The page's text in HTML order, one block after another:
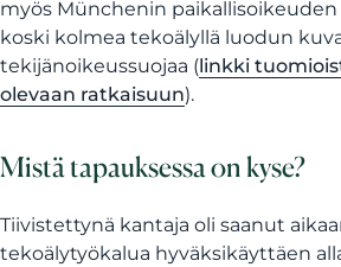
myös Münchenin paikallisoikeuden
koski kolmea tekoälyllä luodun
tekijänoikeussuojaa (linkki
olevaan ratkaisuun).
Mistä tapauksessa on kyse?
Tiivistettynä kantaja oli saanut
tekoälytyökalua hyväksikäyttäen